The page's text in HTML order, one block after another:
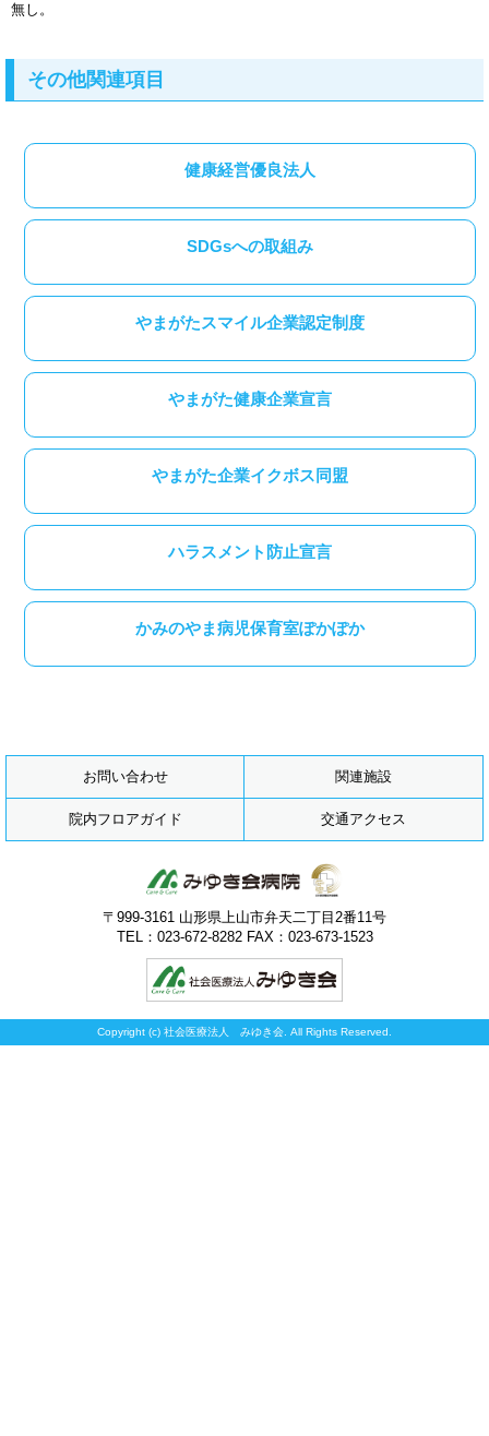
無し。
その他関連項目
健康経営優良法人
SDGsへの取組み
やまがたスマイル企業認定制度
やまがた健康企業宣言
やまがた企業イクボス同盟
ハラスメント防止宣言
かみのやま病児保育室ぽかぽか
お問い合わせ 関連施設
院内フロアガイド 交通アクセス
〒999-3161 山形県上山市弁天二丁目2番11号
TEL：023-672-8282 FAX：023-673-1523
Copyright (c) 社会医療法人 みゆき会. All Rights Reserved.